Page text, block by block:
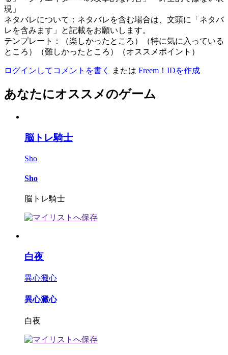
現」
ネタバレについて：ネタバレを含む場合は、文頭に「ネタバ
レを含みます」と記載をお願いします。
テンプレート：（楽しかったところ）（特に気に入っている
ところ）（難しかったところ）（オススメポイント）
ログインしてコメントを書く または Freem！IDを作成
あなたにオススメのゲーム
脳トレ騎士
Sho
Sho
脳トレ騎士
白夜
異心澱心
異心澱心
白夜